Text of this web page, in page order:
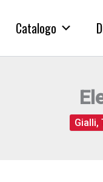
Catalogo
Gialli,